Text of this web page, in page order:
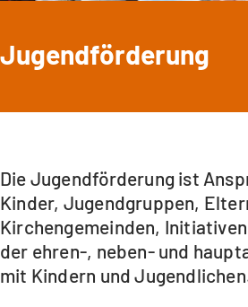
Jugendförderung
Die Jugendförderung ist
Kinder, Jugendgruppen,
Kirchengemeinden,
der ehren-, neben- und
mit Kindern und